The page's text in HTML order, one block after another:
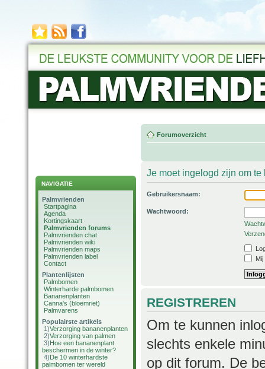
NAVIGATIE
Palmvrienden
Startpagina
Agenda
Kortingskaart
Palmvrienden forums
Palmvrienden chat
Palmvrienden wiki
Palmvrienden maps
Palmvrienden label
Contact
Plantenlijsten
Palmbomen
Winterharde palmbomen
Bananenplanten
Canna's (bloemriet)
Palmvarens
Populairste artikels
1)Verzorging bananenplanten
2)Verzorging van palmen
3)Hoe een bananenplant
beschermen in de winter?
4)De 10 winterhardste
palmbomen ter wereld
Forumoverzicht
Je moet ingelogd zijn om
Gebruikersnaam:
Wachtwoord:
REGISTREREN
Om te kunnen
slechts enkele
op dit forum. De